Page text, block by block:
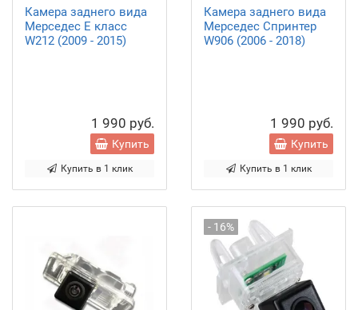
Камера заднего вида
Мерседес Е класс
W212 (2009 - 2015)
1 990 руб.
Купить
Купить в 1 клик
Камера заднего вида
Мерседес Спринтер
W906 (2006 - 2018)
1 990 руб.
Купить
Купить в 1 клик
- 16%